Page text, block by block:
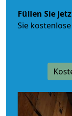
Füllen Sie
Sie